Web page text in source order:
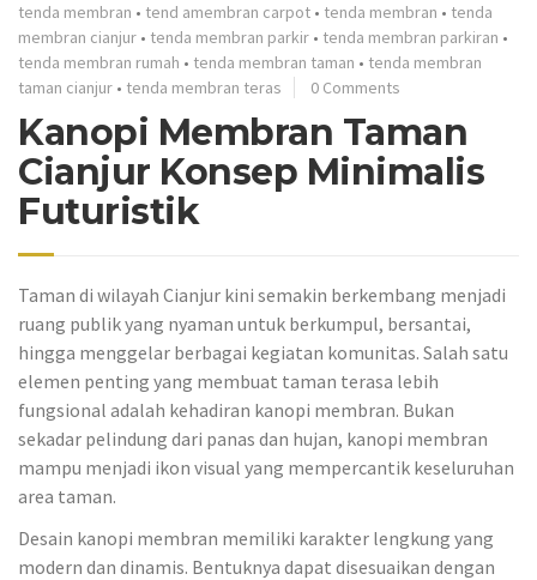
tenda membran • tend amembran carpot • tenda membran • tenda
membran cianjur • tenda membran parkir • tenda membran parkiran •
tenda membran rumah • tenda membran taman • tenda membran
taman cianjur • tenda membran teras 0 Comments
Kanopi Membran Taman
Cianjur Konsep Minimalis
Futuristik
Taman di wilayah Cianjur kini semakin berkembang menjadi
ruang publik yang nyaman untuk berkumpul, bersantai,
hingga menggelar berbagai kegiatan komunitas. Salah satu
elemen penting yang membuat taman terasa lebih
fungsional adalah kehadiran kanopi membran. Bukan
sekadar pelindung dari panas dan hujan, kanopi membran
mampu menjadi ikon visual yang mempercantik keseluruhan
area taman.
Desain kanopi membran memiliki karakter lengkung yang
modern dan dinamis. Bentuknya dapat disesuaikan dengan